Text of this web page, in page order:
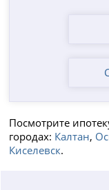
Посмотрите
городах: Калтан,
Киселевск.